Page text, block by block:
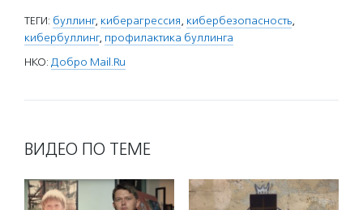
ТЕГИ: буллинг, киберагрессия, кибербезопасность,
кибербуллинг, профилактика буллинга
НКО: Добро Mail.Ru
ВИДЕО ПО ТЕМЕ